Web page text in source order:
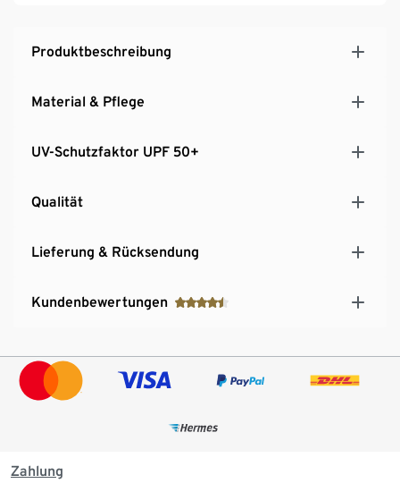
Produktbeschreibung
Material & Pflege
UV-Schutzfaktor UPF 50+
Qualität
Lieferung & Rücksendung
Kundenbewertungen
Zahlung